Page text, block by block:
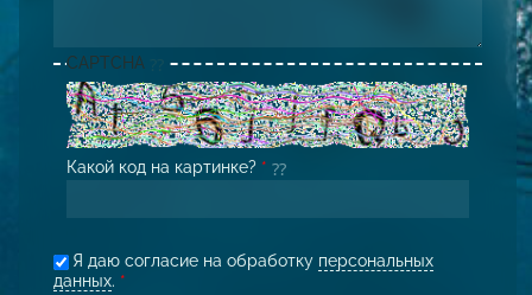
CAPTCHA
Какой код на картинке? *
Я даю согласие на обработку персональных
данных. *